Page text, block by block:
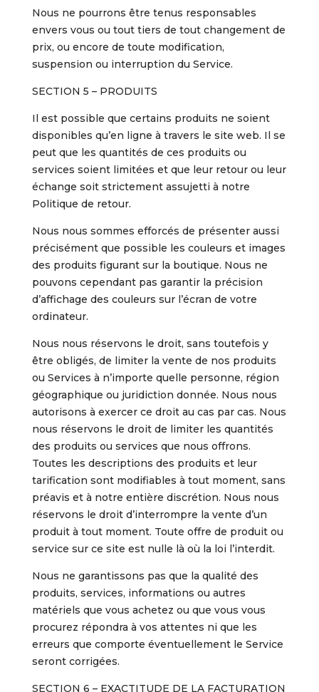
Nous ne pourrons être tenus responsables
envers vous ou tout tiers de tout changement de
prix, ou encore de toute modification,
suspension ou interruption du Service.
SECTION 5 – PRODUITS
Il est possible que certains produits ne soient
disponibles qu’en ligne à travers le site web. Il se
peut que les quantités de ces produits ou
services soient limitées et que leur retour ou leur
échange soit strictement assujetti à notre
Politique de retour.
Nous nous sommes efforcés de présenter aussi
précisément que possible les couleurs et images
des produits figurant sur la boutique. Nous ne
pouvons cependant pas garantir la précision
d’affichage des couleurs sur l’écran de votre
ordinateur.
Nous nous réservons le droit, sans toutefois y
être obligés, de limiter la vente de nos produits
ou Services à n’importe quelle personne, région
géographique ou juridiction donnée. Nous nous
autorisons à exercer ce droit au cas par cas. Nous
nous réservons le droit de limiter les quantités
des produits ou services que nous offrons.
Toutes les descriptions des produits et leur
tarification sont modifiables à tout moment, sans
préavis et à notre entière discrétion. Nous nous
réservons le droit d’interrompre la vente d’un
produit à tout moment. Toute offre de produit ou
service sur ce site est nulle là où la loi l’interdit.
Nous ne garantissons pas que la qualité des
produits, services, informations ou autres
matériels que vous achetez ou que vous vous
procurez répondra à vos attentes ni que les
erreurs que comporte éventuellement le Service
seront corrigées.
SECTION 6 – EXACTITUDE DE LA FACTURATION